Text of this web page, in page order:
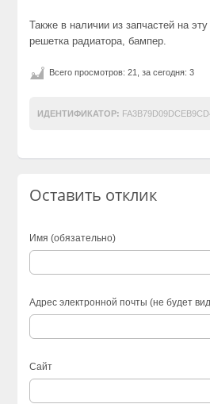
Также в наличии из запчастей на
решетка радиатора, бампер.
Всего просмотров: 21, за сегодня: 3
ИДЕНТИФИКАТОР:
Оставить отклик
Имя (обязательно)
Адрес электронной почты (не будет
Сайт